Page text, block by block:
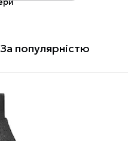
За популярністю